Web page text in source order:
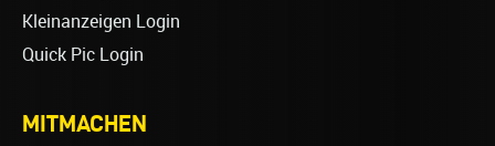
Kleinanzeigen Login
Quick Pic Login
MITMACHEN